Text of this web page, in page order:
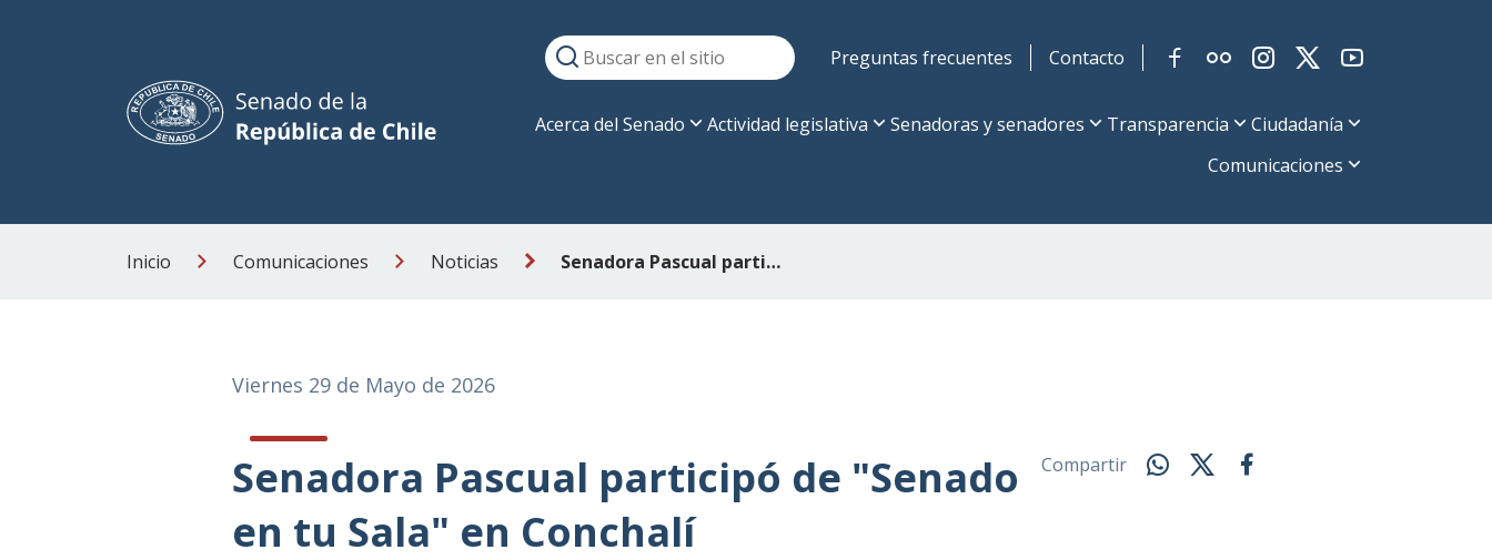
Preguntas frecuentes Contacto
Acerca del Senado Actividad legislativa Senadoras y senadores Transparencia
Ciudadanía
Comunicaciones
Inicio Comunicaciones Noticias Senadora Pascual participó de "Senado en tu Sala" en Conchalí
Viernes 29 de Mayo de 2026
Senadora Pascual participó de "Senado
en tu Sala" en Conchalí
Compartir